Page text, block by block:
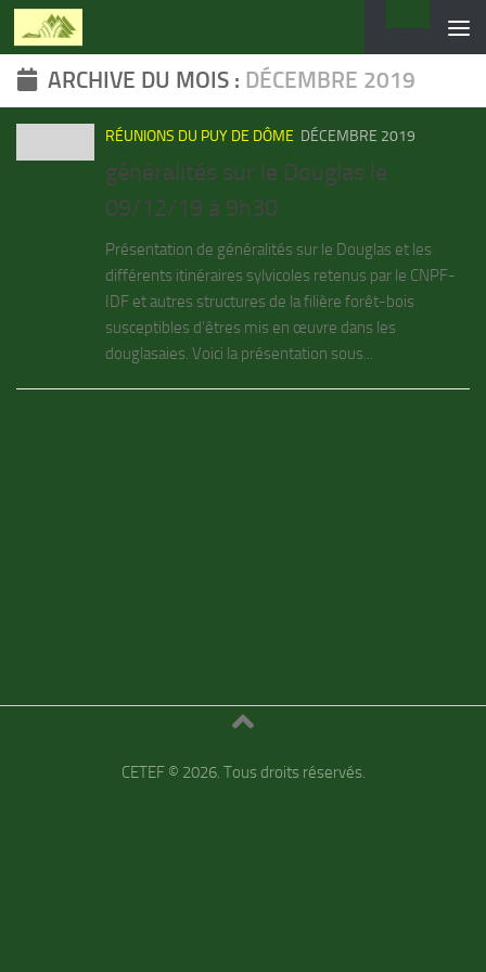
Skip to content
ARCHIVE DU MOIS : DÉCEMBRE 2019
RÉUNIONS DU PUY DE DÔME DÉCEMBRE 2019
généralités sur le Douglas le
09/12/19 à 9h30
Présentation de généralités sur le Douglas et les
différents itinéraires sylvicoles retenus par le CNPF-
IDF et autres structures de la filière forêt-bois
susceptibles d’êtres mis en œuvre dans les
douglasaies. Voici la présentation sous...
CETEF © 2026. Tous droits réservés.